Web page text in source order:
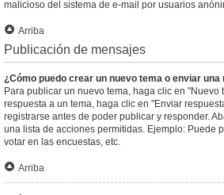
malicioso del sistema de e-mail por usuarios
Arriba
Publicación de mensajes
¿Cómo puedo crear un nuevo tema o enviar una
Para publicar un nuevo tema, haga clic en "Nuevo
respuesta a un tema, haga clic en "Enviar
registrarse antes de poder publicar y responder.
una lista de acciones permitidas. Ejemplo: Puede
votar en las encuestas, etc.
Arriba